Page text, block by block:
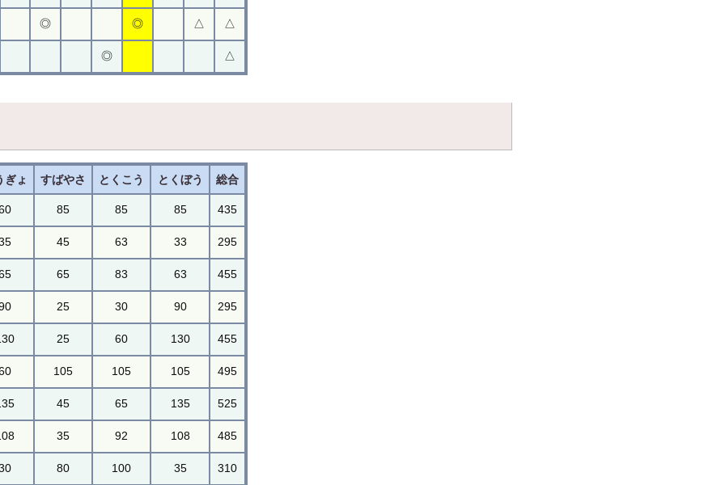
◎ ◎ △ △
◎ △
ぎょ すばやさ とくこう とくぼう 総合
85 85 85 435
45 63 33 295
65 83 63 455
25 30 90 295
25 60 130 455
105 105 105 495
45 65 135 525
35 92 108 485
80 100 35 310